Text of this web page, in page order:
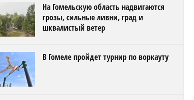
На Гомельскую область надвигаются
грозы, сильные ливни, град и
шквалистый ветер
В Гомеле пройдет турнир по воркауту